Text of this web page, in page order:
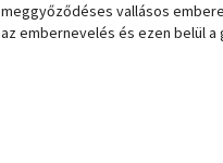
meggyőződéses vallásos
az embernevelés és ezen belül